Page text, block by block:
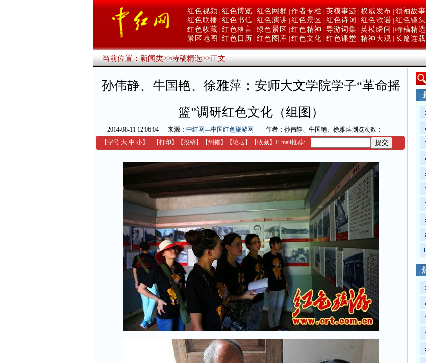
红色视频 红色博览 红色网群 作者专栏 英模事迹 权威发布 领袖故事
红色联播 红色书信 红色演讲 红色景区 红色诗词 红色歌谣 红色镜头
红色收藏 红色格言 绿色景区 红色精神 导游词集 英模瞬间 特稿精选
景区地图
红色日历 红色图库 红色文化 红色课堂 精神大观 长篇连载
当前位置：新闻类>>特稿精选>>正文
孙伟静、牛国艳、徐雅萍：安师大文学院学子“革命摇
篮”调研红色文化（组图）
2014-08-11 12:06:04 来源： 中红网—中国红色旅游网 作者：孙伟静、牛国艳、徐雅萍浏览次数：
【字号 大 中 小】 【打印 】 【投稿】 【纠错】 【论坛】 【收藏】 E-mail推荐: